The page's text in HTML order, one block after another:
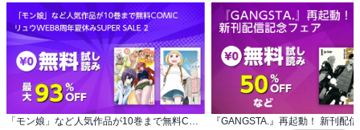
『GANGSTA.』再起動！ 新刊配